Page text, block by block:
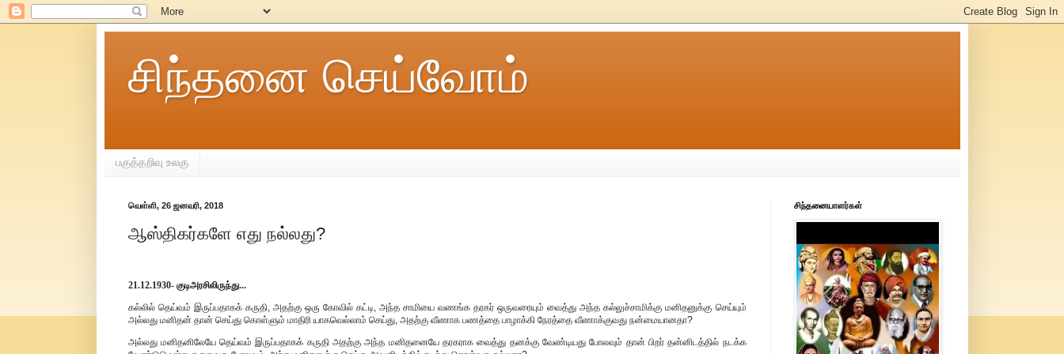
சிந்தனை செய்வோம்
பகுத்தறிவு உலகு
வெள்ளி, 26 ஜனவரி, 2018
ஆஸ்திகர்களே எது நல்லது?
21.12.1930- குடிஅரசிலிருந்து...
கல்லில் தெய்வம் இருப்பதாகக் கருதி, அதற்கு ஒரு கோவில் கட்டி, அந்த சாமியை வணங்க தரகர் ஒருவரையும் வைத்து அந்த கல்லுச்சாமிக்கு மனிதனுக்கு செய்யும்
அல்லது மனிதன் தான் செய்து கொள்ளும் மாதிரி யாகவெல்லாம் செய்து, அதற்கு வீணாக பணத்தை பாழாக்கி நேரத்தை வீணாக்குவது நன்மையானதா?
அல்லது மனிதனிலேயே தெய்வம் இருப்பதாகக் கருதி அதற்கு அந்த மனிதனையே தரகராக வைத்து தனக்கு வேண்டியது போலவும் தான் பிறர் தன்னிடத்தில் நடக்க
சிந்தனையாளர்கள்